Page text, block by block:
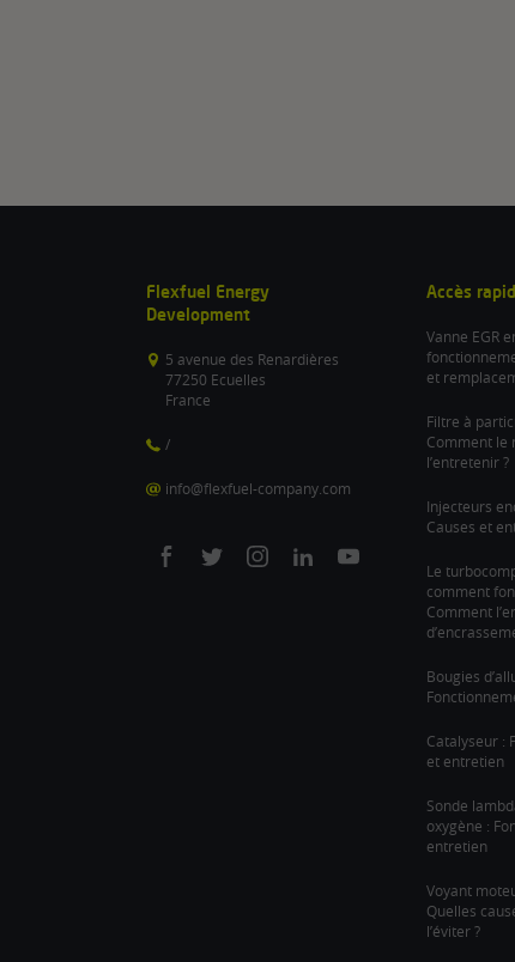
Flexfuel Energy
Development
5 avenue des Renardières
77250 Ecuelles
France
/
info@flexfuel-company.com
On
On
On
On
On
Accès
Vanne EGR
et
Filtre à
Comment le
l’entretenir ?
Injecteurs
Causes et
Le
comment
Comment
Bougies
Catalyseur :
et entretien
Sonde
oxygène :
entretien
Voyant
Quelles
l’éviter ?